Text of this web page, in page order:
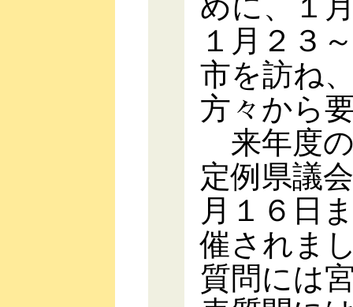
めに、１
１月２３
市を訪ね
方々から
来年度
定例県議
月１６日
催されま
質問には